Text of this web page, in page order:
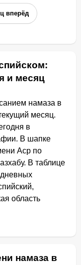
вперёд
и месяц
намаза в
месяц.
в
В шапке
Аср по
В таблице
область
намаза в